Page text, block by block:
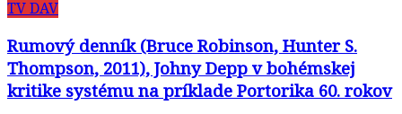
TV DAV
Rumový denník (Bruce Robinson, Hunter S.
Thompson, 2011), Johny Depp v bohémskej
kritike systému na príklade Portorika 60. rokov